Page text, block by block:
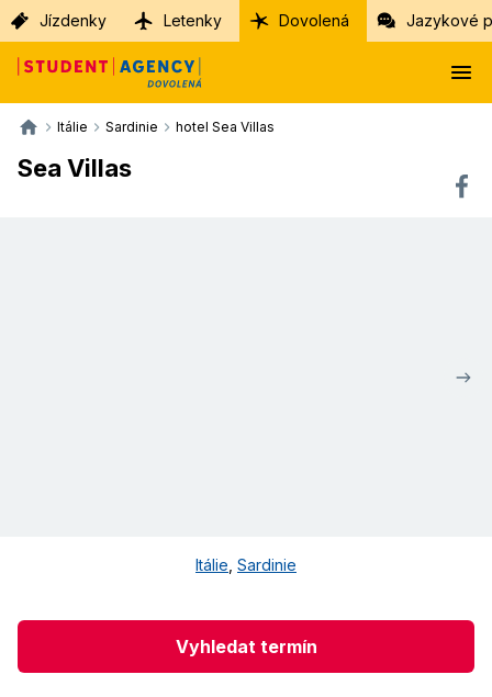
Jízdenky Letenky Dovolená Jazykové
Itálie Sardinie hotel Sea Villas
Sea Villas
Itálie Sardinie
Vyhledat termín